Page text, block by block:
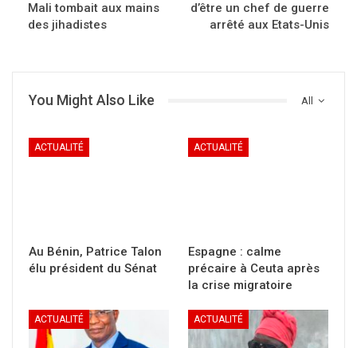
Mali tombait aux mains
des jihadistes
d’être un chef de guerre
arrêté aux Etats-Unis
All
You Might Also Like
ACTUALITÉ
Au Bénin, Patrice Talon
élu président du Sénat
ACTUALITÉ
Espagne : calme
précaire à Ceuta après
la crise migratoire
ACTUALITÉ ACTUALITÉ